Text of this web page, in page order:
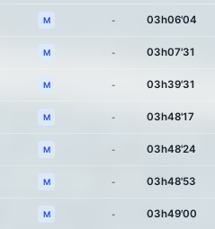
M - 03h06'04
M - 03h07'31
M - 03h39'31
M - 03h48'17
M - 03h48'24
M - 03h48'53
M - 03h49'00